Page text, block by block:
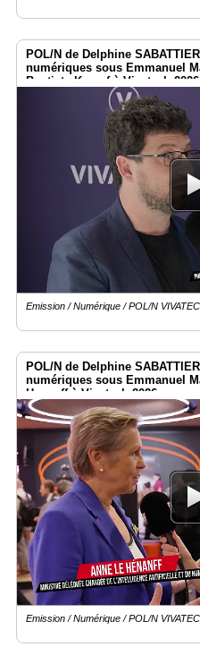
POL/N de Delphine
numériques sous Emmanuel
Baptiste Kempf à Vivatech 2026
Emission / Numérique / POL/N
POL/N de Delphine
numériques sous Emmanuel
Henanff à Vivatech 2026
Emission / Numérique / POL/N